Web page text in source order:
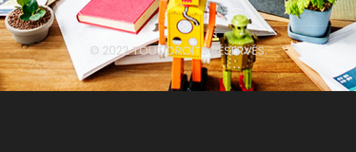
© 2022 TOUT DROITS RÉSERVÉS.